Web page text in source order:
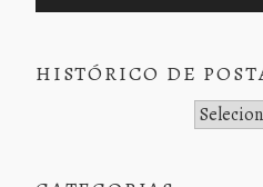
HISTÓRICO DE